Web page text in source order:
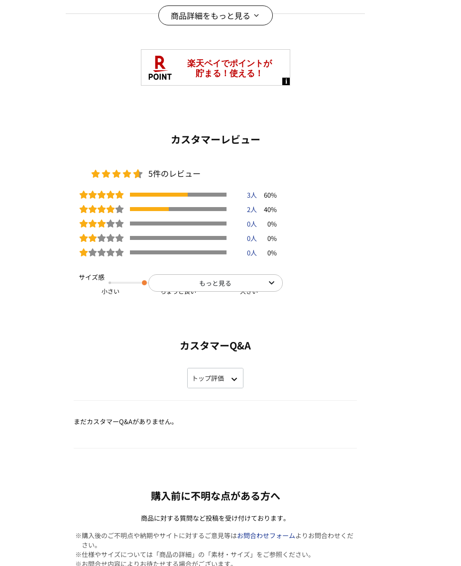
商品詳細をもっと見る
カスタマーレビュー
5件のレビュー
3人
60%
2人
40%
0人
0%
0人
0%
0人
0%
小さい 大きい
もっと見る
カスタマーQ&A
まだカスタマーQ&Aがありません。
購入前に不明な点がある方へ
商品に対する質問など投稿を受け付けております。
※購入後のご不明点や納期やサイトに対するご意見等はお問合わせフォームよりお問合わせくだ
さい。
※仕様やサイズについては「商品の詳細」の「素材・サイズ」をご参照ください。
※お問合せ内容によりお待たせする場合がございます。